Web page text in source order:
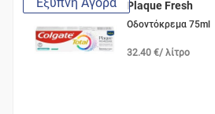
Έξυπνη Αγορά
Plaque Fresh
Οδοντόκρεμα 75ml
32.40 €/ λίτρο